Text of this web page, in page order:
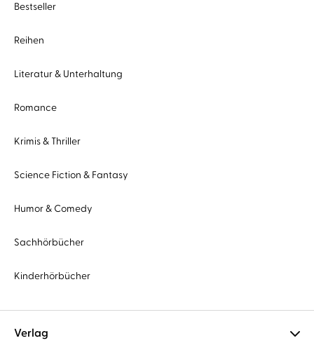
Bestseller
Reihen
Literatur & Unterhaltung
Romance
Krimis & Thriller
Science Fiction & Fantasy
Humor & Comedy
Sachhörbücher
Kinderhörbücher
Verlag